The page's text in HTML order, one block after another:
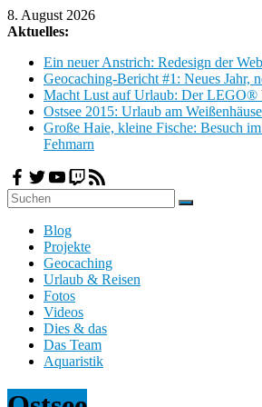
Zum
Inhalt
8. August 2026
Aktuelles:
Ein neuer Anstrich: Redesign der
Geocaching-Bericht #1: Neues Jahr,
Macht Lust auf Urlaub: Der LEGO®
Ostsee 2015: Urlaub am
Große Haie, kleine Fische: Besuch
Fehmarn
H
d
Blog
Projekte
Geocaching
Urlaub & Reisen
Fotos
Videos
Dies & das
Das Team
Aquaristik